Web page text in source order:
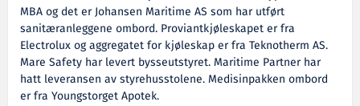
MBA og det er Johansen Maritime AS som har utført
sanitæranleggene ombord. Proviantkjøleskapet er fra
Electrolux og aggregatet for kjøleskap er fra Teknotherm AS.
Mare Safety har levert bysseutstyret. Maritime Partner har
hatt leveransen av styrehusstolene. Medisinpakken ombord
er fra Youngstorget Apotek.